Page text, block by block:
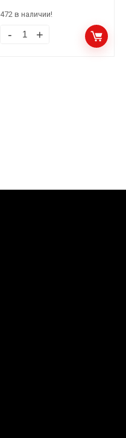
Антифриз
472 в наличии!